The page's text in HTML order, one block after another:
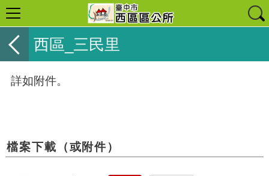
西區_三民里
詳如附件。
檔案下載（或附件）